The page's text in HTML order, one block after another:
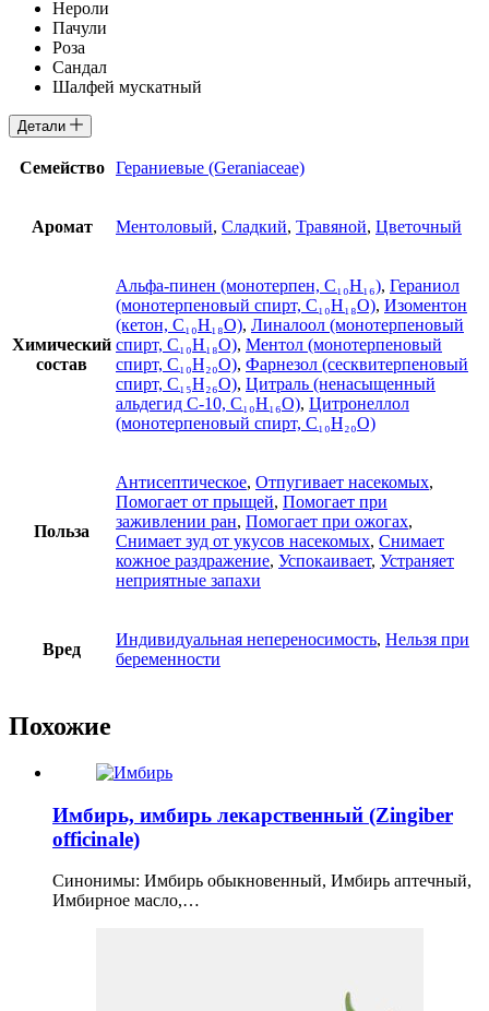
Нероли
Пачули
Роза
Сандал
Шалфей мускатный
Детали
Семейство Гераниевые (Geraniaceae)
Аромат Ментоловый, Сладкий, Травяной, Цветочный
Химический
состав
Альфа-пинен (монотерпен, C₁₀H₁₆), Гераниол
(монотерпеновый спирт, C₁₀H₁₈O), Изоментон
(кетон, C₁₀H₁₈O), Линалоол (монотерпеновый
спирт, C₁₀H₁₈O), Ментол (монотерпеновый
спирт, C₁₀H₂₀O), Фарнезол (сесквитерпеновый
спирт, C₁₅H₂₆O), Цитраль (ненасыщенный
альдегид С-10, C₁₀H₁₆O), Цитронеллол
(монотерпеновый спирт, C₁₀H₂₀O)
Польза
Антисептическое, Отпугивает насекомых,
Помогает от прыщей, Помогает при
заживлении ран, Помогает при ожогах,
Снимает зуд от укусов насекомых, Снимает
кожное раздражение, Успокаивает, Устраняет
неприятные запахи
Вред
Индивидуальная непереносимость, Нельзя при
беременности
Похожие
Имбирь, имбирь лекарственный (Zingiber
officinale)
Синонимы: Имбирь обыкновенный, Имбирь аптечный,
Имбирное масло,…